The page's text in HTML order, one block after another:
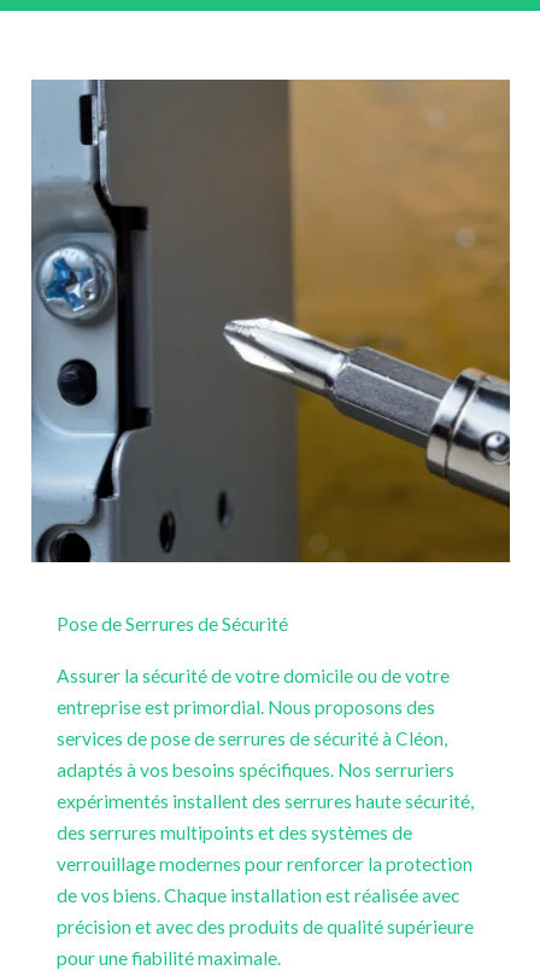
Pose de Serrures de Sécurité
Assurer la sécurité de votre domicile ou de votre
entreprise est primordial. Nous proposons des
services de pose de serrures de sécurité à Cléon,
adaptés à vos besoins spécifiques. Nos serruriers
expérimentés installent des serrures haute sécurité,
des serrures multipoints et des systèmes de
verrouillage modernes pour renforcer la protection
de vos biens. Chaque installation est réalisée avec
précision et avec des produits de qualité supérieure
pour une fiabilité maximale.